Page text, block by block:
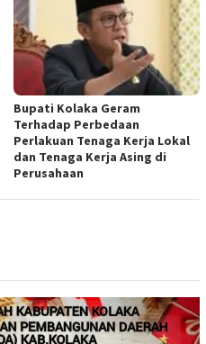
Bupati Kolaka Geram
Terhadap Perbedaan
Perlakuan Tenaga Kerja Lokal
dan Tenaga Kerja Asing di
Perusahaan